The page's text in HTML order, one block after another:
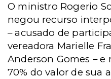
O ministro Rogerio
negou recurso
– acusado de
vereadora Marielle
Anderson Gomes –
70% do valor de sua